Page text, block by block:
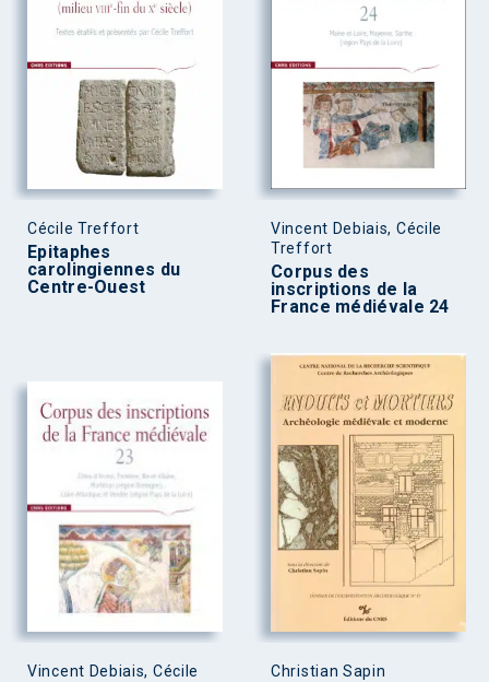
Cécile Treffort
Epitaphes
carolingiennes du
Centre-Ouest
Vincent Debiais, Cécile
Treffort
Corpus des
inscriptions de la
France médiévale 24
Vincent Debiais, Cécile
Christian Sapin